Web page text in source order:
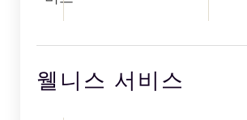
웰니스 서비스